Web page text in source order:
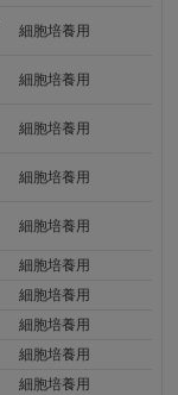
細胞培養用
細胞培養用
細胞培養用
細胞培養用
細胞培養用
細胞培養用
細胞培養用
細胞培養用
細胞培養用
細胞培養用